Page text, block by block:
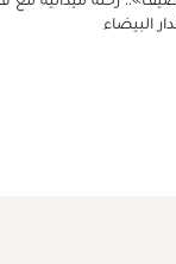
البيضاء